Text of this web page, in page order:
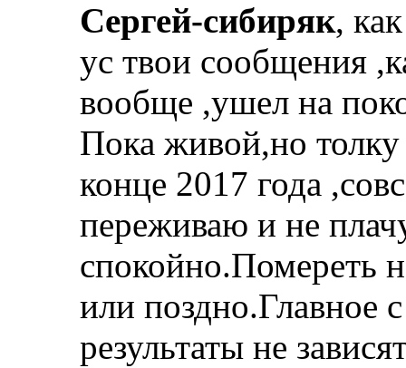
Сергей-сибиряк,
ус твои сообщения
вообще ,ушел на
Пока живой,но
конце 2017 года
переживаю и не
спокойно.Помереть
или поздно.Главное
результаты не